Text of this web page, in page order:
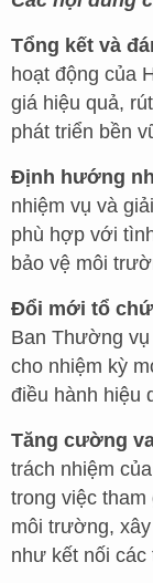
Tổng kết và
hoạt động của
giá hiệu quả,
phát triển bền
Định hướng
nhiệm vụ và
phù hợp với
bảo vệ môi
Đổi mới tổ
Ban Thường
cho nhiệm kỳ
điều hành hiệu
Tăng cường
trách nhiệm
trong việc
môi trường,
như kết nối các